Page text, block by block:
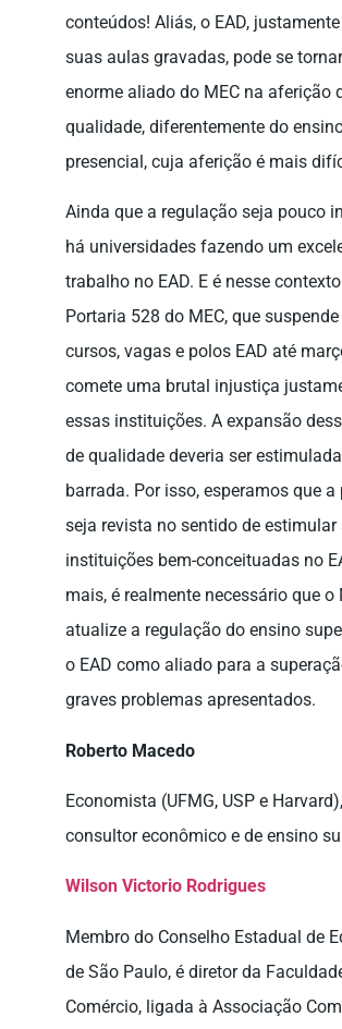
conteúdos! Aliás, o EAD,
suas aulas gravadas, pode se
enorme aliado do MEC na aferição
qualidade, diferentemente do
presencial, cuja aferição é mais
Ainda que a regulação seja pouco
há universidades fazendo um
trabalho no EAD. E é nesse
Portaria 528 do MEC, que
cursos, vagas e polos EAD até
comete uma brutal injustiça
essas instituições. A expansão
de qualidade deveria ser
barrada. Por isso, esperamos que a
seja revista no sentido de estimular
instituições bem-conceituadas no
mais, é realmente necessário que o
atualize a regulação do ensino
o EAD como aliado para a
graves problemas apresentados.
Roberto Macedo
Economista (UFMG, USP e
consultor econômico e de ensino
Wilson Victorio Rodrigues
Membro do Conselho Estadual de
de São Paulo, é diretor da
Comércio, ligada à Associação